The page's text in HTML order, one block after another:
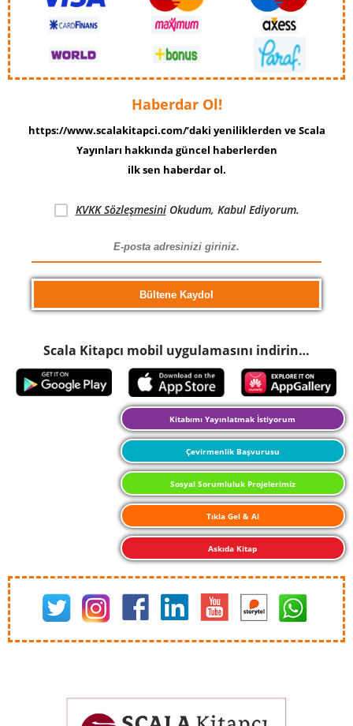
Haberdar Ol!
https://www.scalakitapci.com/’daki yeniliklerden ve Scala
Yayınları hakkında güncel haberlerden
ilk sen haberdar ol.
KVKK SözleşmesiniOkudum, Kabul Ediyorum.
Scala Kitapcı mobil uygulamasını indirin…
Kitabımı Yayınlatmak İstiyorum
Çevirmenlik Başvurusu
Sosyal Sorumluluk Projelerimiz
Tıkla Gel & Al
Askıda Kitap